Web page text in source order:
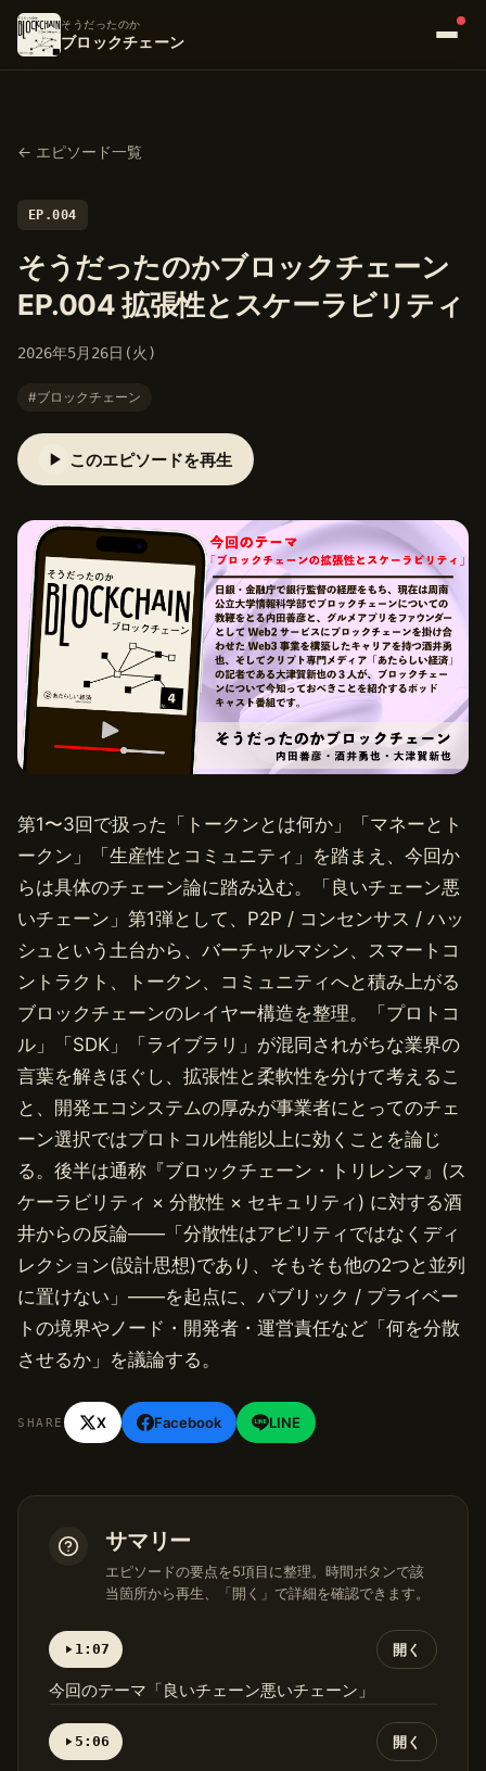
そうだったのか
ブロックチェーン
← エピソード一覧
EP.004
そうだったのかブロックチェーン
EP.004 拡張性とスケーラビリティ
2026年5月26日(火)
#ブロックチェーン
このエピソードを再生
第1〜3回で扱った「トークンとは何か」「マネーとト
ークン」「生産性とコミュニティ」を踏まえ、今回か
らは具体のチェーン論に踏み込む。「良いチェーン悪
いチェーン」第1弾として、P2P / コンセンサス / ハッ
シュという土台から、バーチャルマシン、スマートコ
ントラクト、トークン、コミュニティへと積み上がる
ブロックチェーンのレイヤー構造を整理。「プロトコ
ル」「SDK」「ライブラリ」が混同されがちな業界の
言葉を解きほぐし、拡張性と柔軟性を分けて考えるこ
と、開発エコシステムの厚みが事業者にとってのチェ
ーン選択ではプロトコル性能以上に効くことを論じ
る。後半は通称『ブロックチェーン・トリレンマ』(ス
ケーラビリティ × 分散性 × セキュリティ) に対する酒
井からの反論——「分散性はアビリティではなくディ
レクション(設計思想)であり、そもそも他の2つと並列
に置けない」——を起点に、パブリック / プライベー
トの境界やノード・開発者・運営責任など「何を分散
させるか」を議論する。
SHARE X Facebook LINE
サマリー
エピソードの要点を5項目に整理。時間ボタンで該
当箇所から再生、「開く」で詳細を確認できます。
1:07 開く
今回のテーマ「良いチェーン悪いチェーン」
5:06 開く